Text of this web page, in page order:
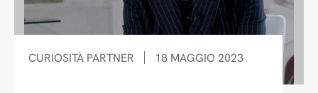
CURIOSITÀ PARTNER 18 MAGGIO 2023